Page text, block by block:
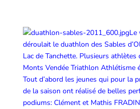
Le
déroulait le duathlon des Sables
Lac de Tanchette. Plusieurs athlètes
Monts Vendée Triathlon Athlétisme
Tout d’abord les jeunes qui pour la
de la saison ont réalisé de belles
podiums: Clément et Mathis